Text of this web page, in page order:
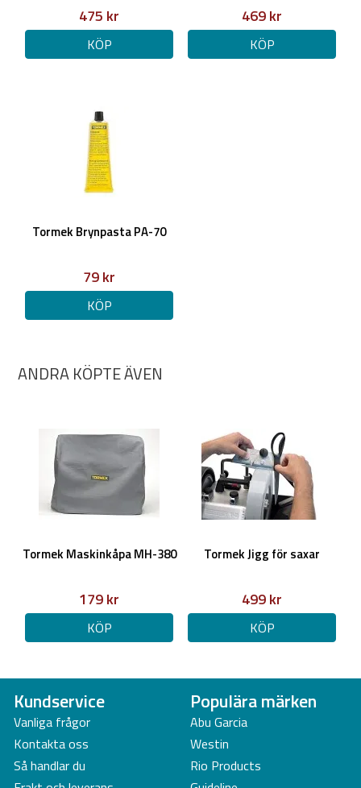
475 kr
KÖP
469 kr
KÖP
Tormek Brynpasta PA-70
79 kr
KÖP
ANDRA KÖPTE ÄVEN
Tormek Maskinkåpa MH-380
179 kr
KÖP
Tormek Jigg för saxar
499 kr
KÖP
Kundservice
Vanliga frågor
Kontakta oss
Så handlar du
Populära märken
Abu Garcia
Westin
Rio Products